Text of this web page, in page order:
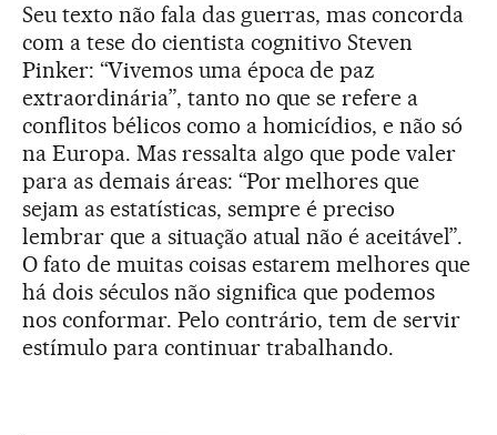
Seu texto não fala das guerras, mas concorda
com a tese do cientista cognitivo Steven
Pinker: “Vivemos uma época de paz
extraordinária”, tanto no que se refere a
conflitos bélicos como a homicídios, e não só
na Europa. Mas ressalta algo que pode valer
para as demais áreas: “Por melhores que
sejam as estatísticas, sempre é preciso
lembrar que a situação atual não é aceitável”.
O fato de muitas coisas estarem melhores que
há dois séculos não significa que podemos
nos conformar. Pelo contrário, tem de servir
estímulo para continuar trabalhando.